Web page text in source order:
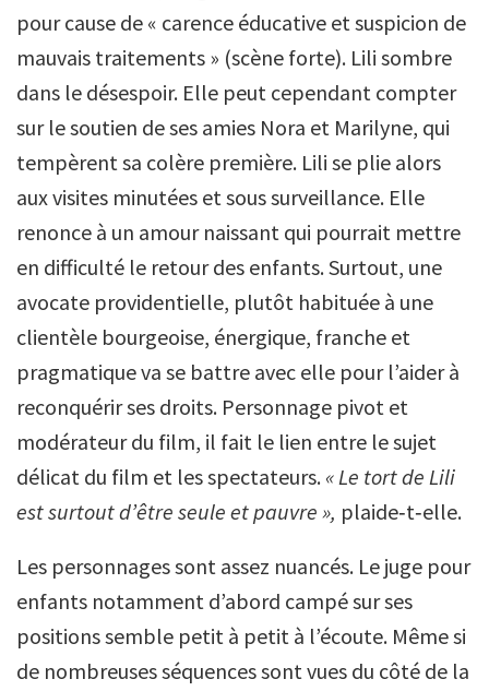
pour cause de « carence éducative et suspicion de
mauvais traitements » (scène forte). Lili sombre
dans le désespoir. Elle peut cependant compter
sur le soutien de ses amies Nora et Marilyne, qui
tempèrent sa colère première. Lili se plie alors
aux visites minutées et sous surveillance. Elle
renonce à un amour naissant qui pourrait mettre
en difficulté le retour des enfants. Surtout, une
avocate providentielle, plutôt habituée à une
clientèle bourgeoise, énergique, franche et
pragmatique va se battre avec elle pour l’aider à
reconquérir ses droits. Personnage pivot et
modérateur du film, il fait le lien entre le sujet
délicat du film et les spectateurs. « Le tort de Lili
est surtout d’être seule et pauvre », plaide‑t‑elle.
Les personnages sont assez nuancés. Le juge pour
enfants notamment d’abord campé sur ses
positions semble petit à petit à l’écoute. Même si
de nombreuses séquences sont vues du côté de la